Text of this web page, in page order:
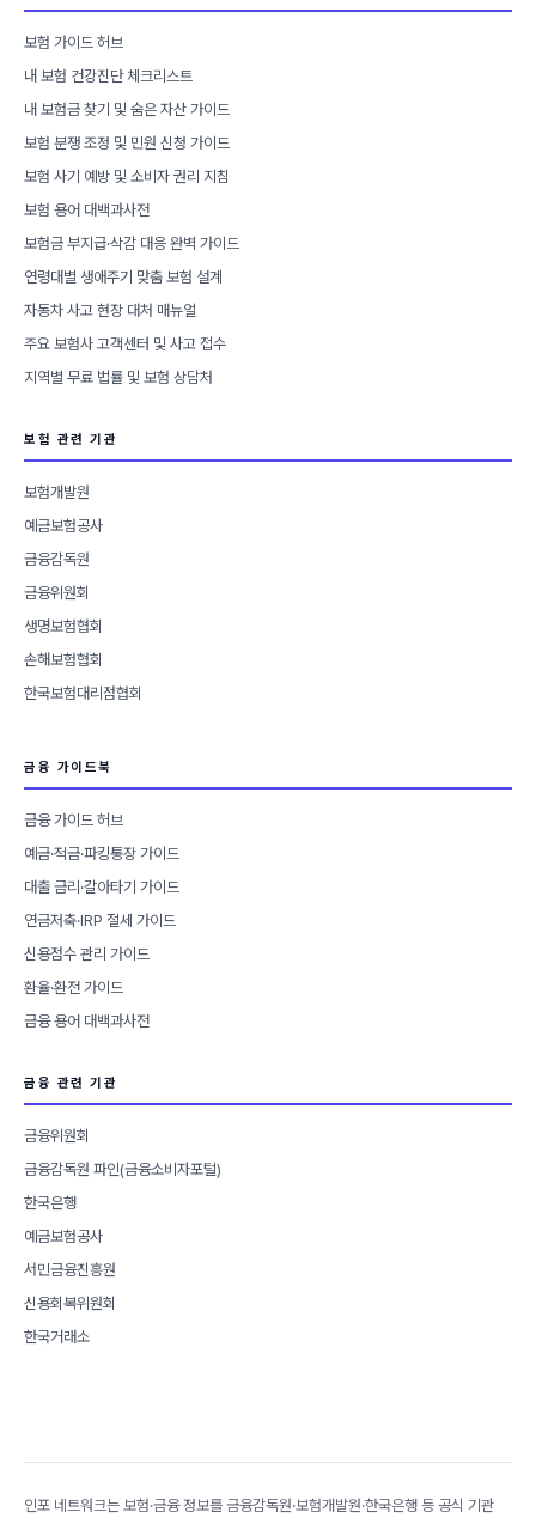
보험 가이드 허브
내 보험 건강진단 체크리스트
내 보험금 찾기 및 숨은 자산 가이드
보험 분쟁 조정 및 민원 신청 가이드
보험 사기 예방 및 소비자 권리 지침
보험 용어 대백과사전
보험금 부지급·삭감 대응 완벽 가이드
연령대별 생애주기 맞춤 보험 설계
자동차 사고 현장 대처 매뉴얼
주요 보험사 고객센터 및 사고 접수
지역별 무료 법률 및 보험 상담처
보험 관련 기관
보험개발원
예금보험공사
금융감독원
금융위원회
생명보험협회
손해보험협회
한국보험대리점협회
금융 가이드북
금융 가이드 허브
예금·적금·파킹통장 가이드
대출 금리·갈아타기 가이드
연금저축·IRP 절세 가이드
신용점수 관리 가이드
환율·환전 가이드
금융 용어 대백과사전
금융 관련 기관
금융위원회
금융감독원 파인(금융소비자포털)
한국은행
예금보험공사
서민금융진흥원
신용회복위원회
한국거래소
인포 네트워크는 보험·금융 정보를 금융감독원·보험개발원·한국은행 등 공식 기관